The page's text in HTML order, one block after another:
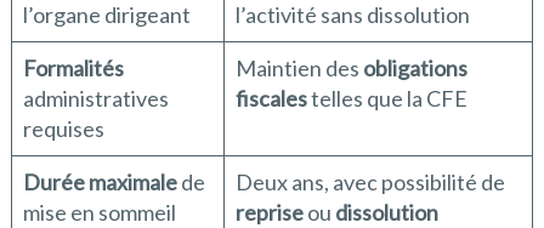
l’organe dirigeant
l’activité sans dissolution
Formalités
administratives
requises
Maintien des obligations
fiscalestelles que la CFE
Durée maximalede
mise en sommeil
Deux ans, avec possibilité de
repriseou dissolution